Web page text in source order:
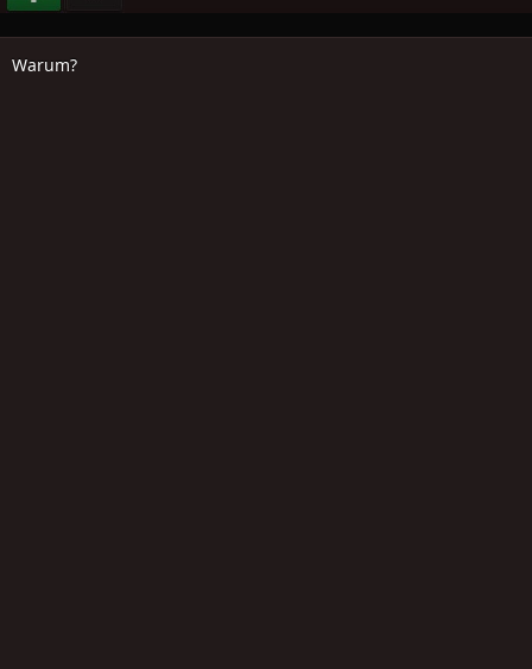
Warum?